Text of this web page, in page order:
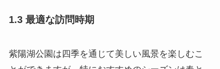
1.3 最適な訪問時期
紫陽湖公園は四季を通じて美しい風景を楽しむこ